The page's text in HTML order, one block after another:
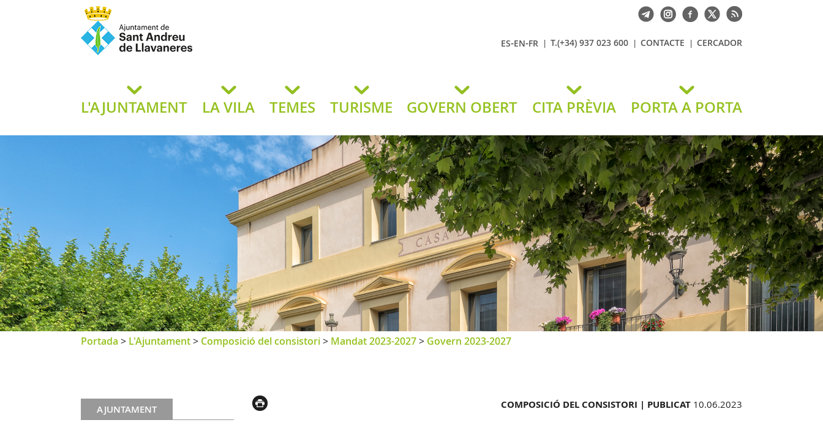
de Llavaneres
ES-EN-FR T.(+34) 937 023 600 CONTACTE CERCADOR
L'AJUNTAMENT LA VILA TEMES TURISME GOVERN OBERT CITA PRÈVIA PORTA A PORTA
Portada > L'Ajuntament> Composició del consistori> Mandat 2023-2027> Govern 2023-2027
AJUNTAMENT COMPOSICIÓ DEL CONSISTORI | PUBLICAT 10.06.2023